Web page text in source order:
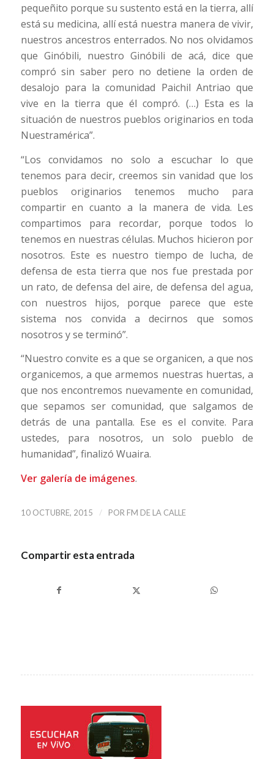
pequeñito porque su sustento está en la tierra, allí
está su medicina, allí está nuestra manera de vivir,
nuestros ancestros enterrados. No nos olvidamos
que Ginóbili, nuestro Ginóbili de acá, dice que
compró sin saber pero no detiene la orden de
desalojo para la comunidad Paichil Antriao que
vive en la tierra que él compró. (…) Esta es la
situación de nuestros pueblos originarios en toda
Nuestramérica”.
“Los convidamos no solo a escuchar lo que
tenemos para decir, creemos sin vanidad que los
pueblos originarios tenemos mucho para
compartir en cuanto a la manera de vida. Les
compartimos para recordar, porque todos lo
tenemos en nuestras células. Muchos hicieron por
nosotros. Este es nuestro tiempo de lucha, de
defensa de esta tierra que nos fue prestada por
un rato, de defensa del aire, de defensa del agua,
con nuestros hijos, porque parece que este
sistema nos convida a decirnos que somos
nosotros y se terminó”.
“Nuestro convite es a que se organicen, a que nos
organicemos, a que armemos nuestras huertas, a
que nos encontremos nuevamente en comunidad,
que sepamos ser comunidad, que salgamos de
detrás de una pantalla. Ese es el convite. Para
ustedes, para nosotros, un solo pueblo de
humanidad”, finalizó Wuaira.
Ver galería de imágenes.
10 OCTUBRE, 2015 / POR FM DE LA CALLE
Compartir esta entrada